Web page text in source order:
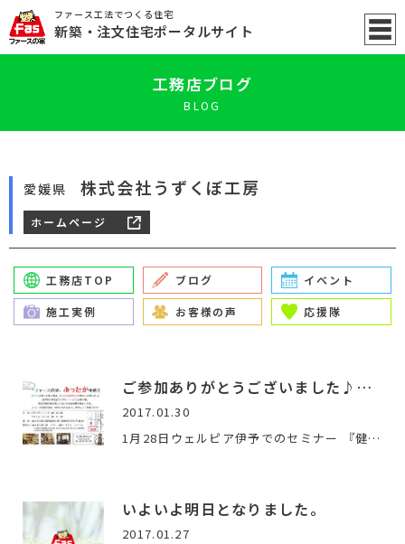
ファース工法でつくる住宅
新築 ・注文住宅ポータルサイト
工務店ブログ
BLOG
愛媛県 株式会社うずくぼ工房
ホームページ
工務店TOP ブログ イベント
施工実例 お客様の声 応援隊
ご参加ありがとうございました♪ そして．．
2017.01.30
1月28日ウェルピア伊予でのセミナー 『健康な住宅を創りましょ…
いよいよ明日となりました。
2017.01.27